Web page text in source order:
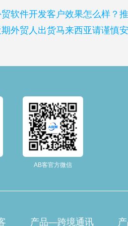
软件开发客户效果怎么样？
外贸人出货马来西亚请谨慎
AB客官方微信
产品—跨境通讯